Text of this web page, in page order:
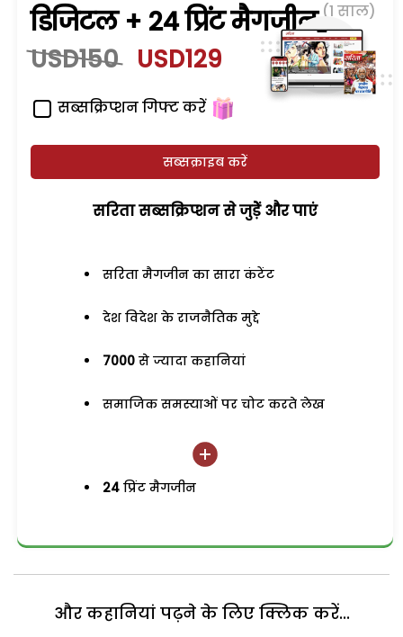
डिजिटल + 24 प्रिंट मैगजीन (1 साल)
USD150 USD129
सब्सक्रिप्शन गिफ्ट करें
सब्सक्राइब करें
सरिता सब्सक्रिप्शन से जुड़ेें और पाएं
सरिता मैगजीन का सारा कंटेंट
देश विदेश के राजनैतिक मुद्दे
7000 से ज्यादा कहानियां
समाजिक समस्याओं पर चोट करते लेख
24 प्रिंट मैगजीन
और कहानियां पढ़ने के लिए क्लिक करें...